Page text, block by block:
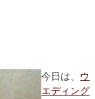
今日は、 ウ
エディング